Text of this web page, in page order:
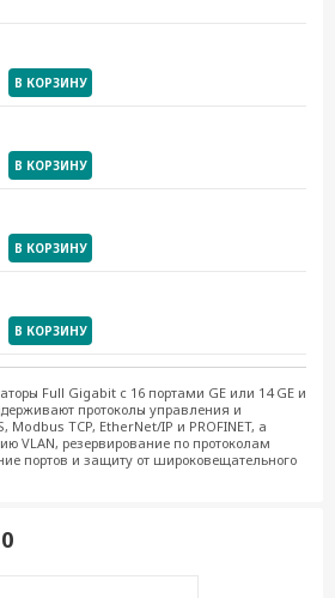
В КОРЗИНУ
В КОРЗИНУ
В КОРЗИНУ
В КОРЗИНУ
Full Gigabit с 16 портами GE или 14 GE и
протоколы управления и
Modbus TCP, EtherNet/IP и PROFINET, а
VLAN, резервирование по протоколам
портов и защиту от широковещательного